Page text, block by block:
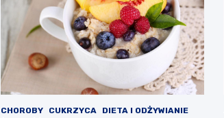
CHOROBY CUKRZYCA
DIETA I ODŻYWIANIE